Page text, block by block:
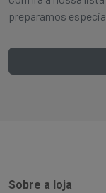
preparamos
Sobre a loja